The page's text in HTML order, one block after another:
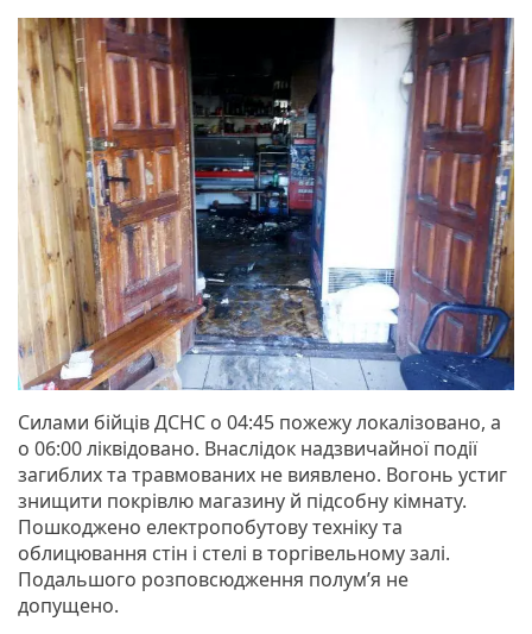
Силами бійців ДСНС о 04:45 пожежу локалізовано, а
о 06:00 ліквідовано. Внаслідок надзвичайної події
загиблих та травмованих не виявлено. Вогонь устиг
знищити покрівлю магазину й підсобну кімнату.
Пошкоджено електропобутову техніку та
облицювання стін і стелі в торгівельному залі.
Подальшого розповсюдження полум’я не
допущено.